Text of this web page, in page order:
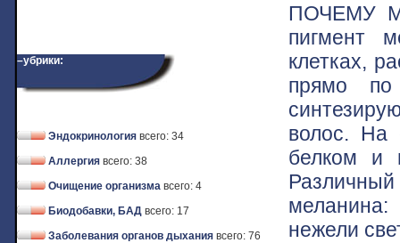
–убрики:
Эндокринология всего: 34
Аллергия всего: 38
Очищение организма всего: 4
Биодобавки, БАД всего: 17
Заболевания органов дыхания всего: 76
ПОЧЕМУ
пигмент
клетках,
прямо по
волос. На
белком и
Различный
нежели